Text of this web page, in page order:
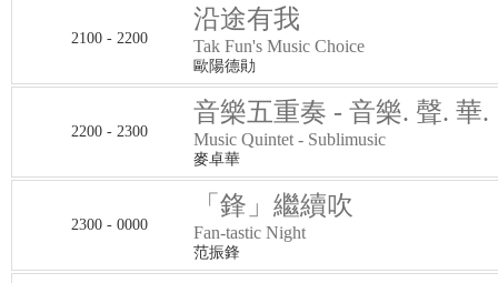
2100 - 2200
沿途有我
Tak Fun's Music Choice
歐陽德勛
2200 - 2300
音樂五重奏 - 音樂. 聲. 華.
Music Quintet - Sublimusic
麥卓華
2300 - 0000
「鋒」繼續吹
Fan-tastic Night
范振鋒